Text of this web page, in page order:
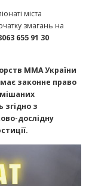
міста
змагань на
655 91 30
ММА України
має законне право
з
дослідну